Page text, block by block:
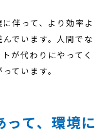
伴って、より効率よ
でいます。人間でな
が代わりにやってく
ています。
て、環境に